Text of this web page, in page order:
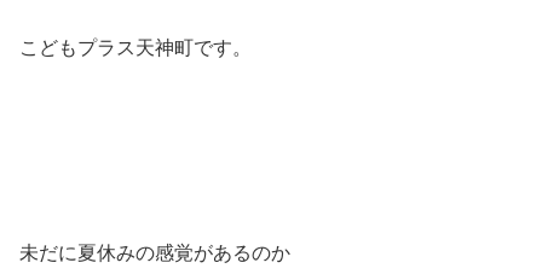
こどもプラス天神町です。
未だに夏休みの感覚があるのか